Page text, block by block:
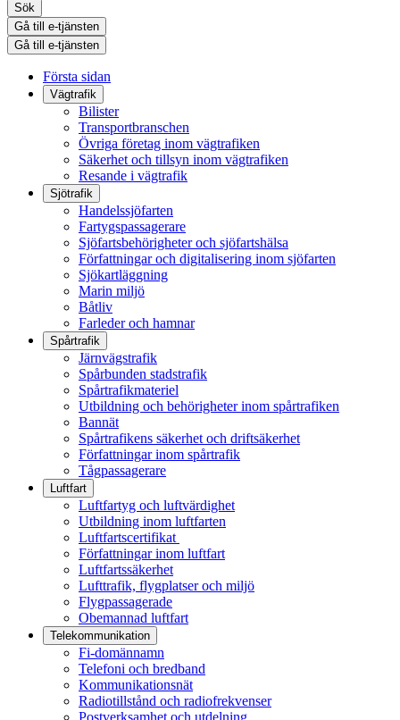
Sök
Gå till e-tjänsten
Gå till e-tjänsten
Första sidan
Vägtrafik
Bilister
Transportbranschen
Övriga företag inom vägtrafiken
Säkerhet och tillsyn inom vägtrafiken
Resande i vägtrafik
Sjötrafik
Handelssjöfarten
Fartygspassagerare
Sjöfartsbehörigheter och sjöfartshälsa
Författningar och digitalisering inom sjöfarten
Sjökartläggning
Marin miljö
Båtliv
Farleder och hamnar
Spårtrafik
Järnvägstrafik
Spårbunden stadstrafik
Spårtrafikmateriel
Utbildning och behörigheter inom spårtrafiken
Bannät
Spårtrafikens säkerhet och driftsäkerhet
Författningar inom spårtrafik
Tågpassagerare
Luftfart
Luftfartyg och luftvärdighet
Utbildning inom luftfarten
Luftfartscertifikat
Författningar inom luftfart
Luftfartssäkerhet
Lufttrafik, flygplatser och miljö
Flygpassagerade
Obemannad luftfart
Telekommunikation
Fi-domännamn
Telefoni och bredband
Kommunikationsnät
Radiotillstånd och radiofrekvenser
Postverksamhet och utdelning